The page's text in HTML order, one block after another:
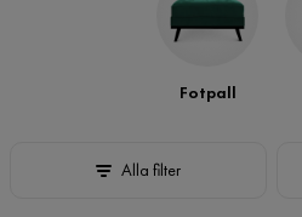
Fotpall
Alla filter